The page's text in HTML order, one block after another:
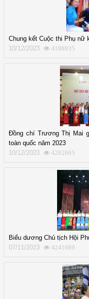
Chung kết Cuộc thi Phụ nữ
10/12/2023
4188935
Đồng chí Trương Thị Mai
toàn quốc năm 2023
10/12/2023
4282665
Biểu dương Chủ tịch Hội
07/11/2023
4241669